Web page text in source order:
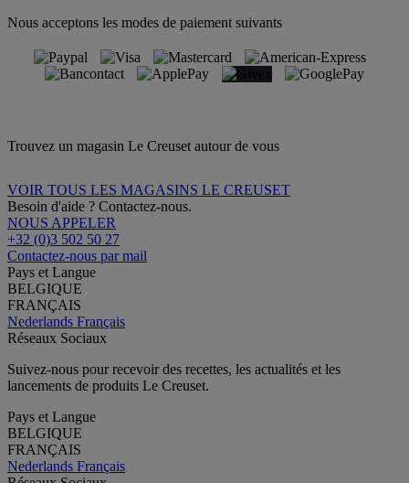
Nous acceptons les modes de paiement suivants
Trouvez un magasin Le Creuset autour de vous
VOIR TOUS LES MAGASINS LE CREUSET
Besoin d'aide ? Contactez-nous.
NOUS APPELER
+32 (0)3 502 50 27
Contactez-nous par mail
Pays et Langue
BELGIQUE
FRANÇAIS
Nederlands Français
Réseaux Sociaux
Suivez-nous pour recevoir des recettes, les actualités et les
lancements de produits Le Creuset.
Pays et Langue
BELGIQUE
FRANÇAIS
Nederlands Français